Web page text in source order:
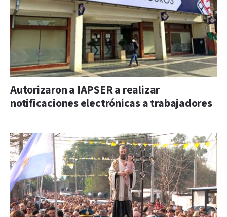
Autorizaron a IAPSER a realizar
notificaciones electrónicas a trabajadores